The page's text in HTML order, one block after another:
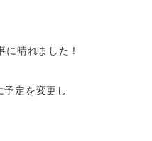
晴れました！
定を変更し